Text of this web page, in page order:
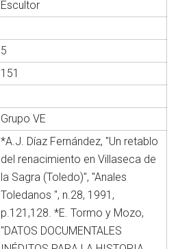
Escultor
5
151
Grupo VE
*A.J. Díaz Fernández, "Un retablo
del renacimiento en Villaseca de
la Sagra (Toledo)", ''Anales
Toledanos '', n.28, 1991,
p.121,128. *E. Tormo y Mozo,
''DATOS DOCUMENTALES